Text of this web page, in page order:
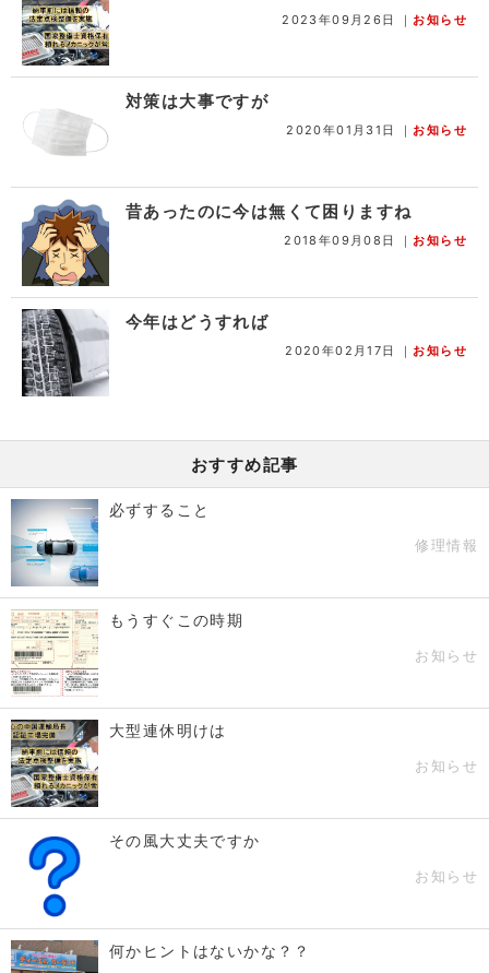
2023年09月26日 ｜お知らせ
対策は大事ですが
2020年01月31日 ｜お知らせ
昔あったのに今は無くて困りますね
2018年09月08日 ｜お知らせ
今年はどうすれば
2020年02月17日 ｜お知らせ
おすすめ記事
必ずすること
修理情報
もうすぐこの時期
お知らせ
大型連休明けは
お知らせ
その風大丈夫ですか
お知らせ
何かヒントはないかな？？